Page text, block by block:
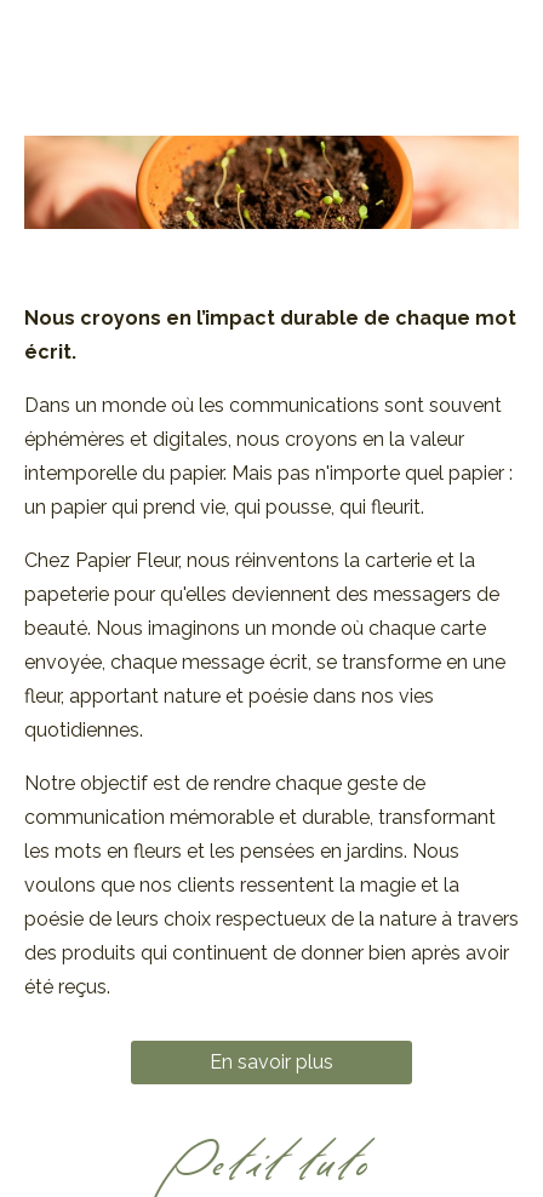
Nous croyons en l’impact durable de chaque mot
écrit.
Dans un monde où les communications sont souvent
éphémères et digitales, nous croyons en la valeur
intemporelle du papier. Mais pas n'importe quel papier :
un papier qui prend vie, qui pousse, qui fleurit.
Chez Papier Fleur, nous réinventons la carterie et la
papeterie pour qu'elles deviennent des messagers de
beauté. Nous imaginons un monde où chaque carte
envoyée, chaque message écrit, se transforme en une
fleur, apportant nature et poésie dans nos vies
quotidiennes.
Notre objectif est de rendre chaque geste de
communication mémorable et durable, transformant
les mots en fleurs et les pensées en jardins. Nous
voulons que nos clients ressentent la magie et la
poésie de leurs choix respectueux de la nature à travers
des produits qui continuent de donner bien après avoir
été reçus.
En savoir plus
Petit tuto